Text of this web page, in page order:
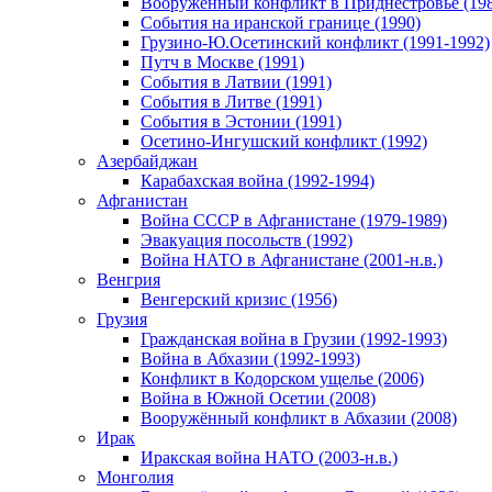
События на иранской границе (1990)
Грузино-Ю.Осетинский конфликт (1991-1992)
Путч в Москве (1991)
События в Латвии (1991)
События в Литве (1991)
События в Эстонии (1991)
Осетино-Ингушский конфликт (1992)
Азербайджан
Карабахская война (1992-1994)
Афганистан
Война СССР в Афганистане (1979-1989)
Эвакуация посольств (1992)
Война НАТО в Афганистане (2001-н.в.)
Венгрия
Венгерский кризис (1956)
Грузия
Гражданская война в Грузии (1992-1993)
Война в Абхазии (1992-1993)
Конфликт в Кодорском ущелье (2006)
Война в Южной Осетии (2008)
Вооружённый конфликт в Абхазии (2008)
Ирак
Иракская война НАТО (2003-н.в.)
Монголия